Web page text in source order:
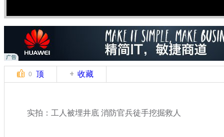
0 顶 收藏
实拍：工人被埋井底 消防官兵徒手挖掘救人